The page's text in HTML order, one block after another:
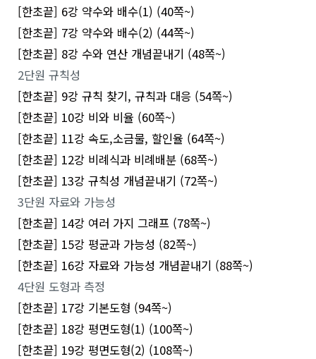
[한초끝] 6강 약수와 배수(1) (40쪽~)
[한초끝] 7강 약수와 배수(2) (44쪽~)
[한초끝] 8강 수와 연산 개념끝내기 (48쪽~)
2단원 규칙성
[한초끝] 9강 규칙 찾기, 규칙과 대응 (54쪽~)
[한초끝] 10강 비와 비율 (60쪽~)
[한초끝] 11강 속도,소금물, 할인율 (64쪽~)
[한초끝] 12강 비례식과 비례배분 (68쪽~)
[한초끝] 13강 규칙성 개념끝내기 (72쪽~)
3단원 자료와 가능성
[한초끝] 14강 여러 가지 그래프 (78쪽~)
[한초끝] 15강 평균과 가능성 (82쪽~)
[한초끝] 16강 자료와 가능성 개념끝내기 (88쪽~)
4단원 도형과 측정
[한초끝] 17강 기본도형 (94쪽~)
[한초끝] 18강 평면도형(1) (100쪽~)
[한초끝] 19강 평면도형(2) (108쪽~)